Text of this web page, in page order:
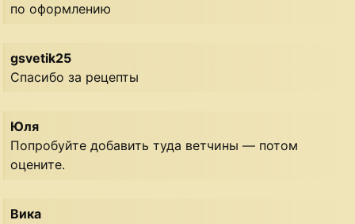
по оформлению
gsvetik25
Спасибо за рецепты
Юля
Попробуйте добавить туда ветчины — потом
оцените.
Вика